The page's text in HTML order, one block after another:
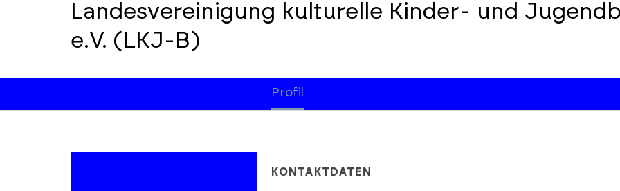
Landesvereinigung kulturelle Kinder- und
e.V. (LKJ-B)
Profil
KONTAKTDATEN